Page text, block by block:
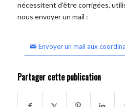
nécessitent d'être corrigées,
nous envoyer un mail :
Envoyer un mail aux
Partager cette publication